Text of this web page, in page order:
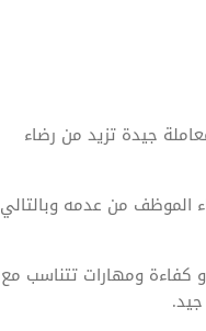
جيدة تزيد من رضاء
الموظف من عدمه وبالتالي
كفاءة ومهارات تتناسب مع